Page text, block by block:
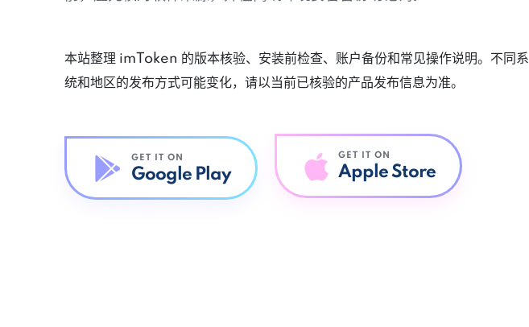
本站整理 imToken 的版本核验、安装前检查、账户备份和常见操作说明。不同系
统和地区的发布方式可能变化，请以当前已核验的产品发布信息为准。
GET IT ON
Google Play
GET IT ON
Apple Store